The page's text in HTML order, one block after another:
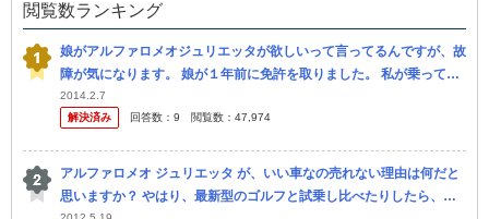
閲覧数ランキング
娘がアルファロメオジュリエッタが欲しいって言ってるんですが、故
障が気になります。 娘が１年前に免許を取りました。 私が乗ってい
た超ポンコツのオッサンくさいセダンを無理やり（こんなの嫌！とい
う娘を...
2014.2.7
解決済み
回答数： 9 閲覧数： 47,974
アルファロメオ ジュリエッタ が、いい車なの売れない理由は何だと
思いますか？ やはり、最新型のゴルフと試乗し比べたりしたら、や